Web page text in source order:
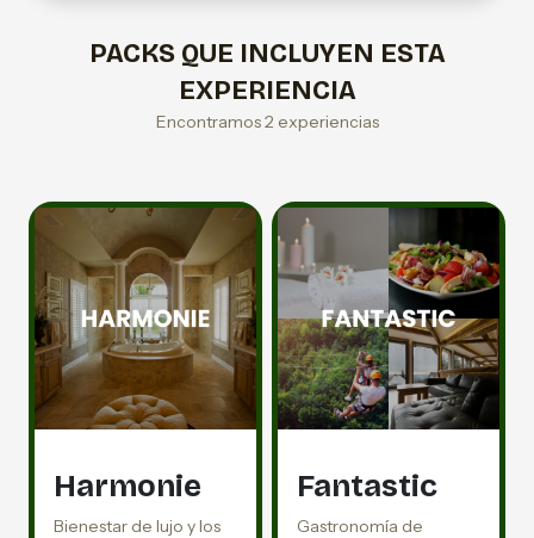
PACKS QUE INCLUYEN ESTA
EXPERIENCIA
Encontramos 2 experiencias
Harmonie
Bienestar de lujo y los
Fantastic
Gastronomía de